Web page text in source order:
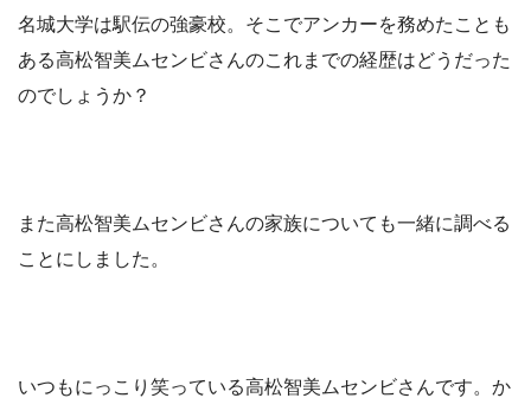
名城大学は駅伝の強豪校。そこでアンカーを務めたことも
ある高松智美ムセンビさんのこれまでの経歴はどうだった
のでしょうか？
また高松智美ムセンビさんの家族についても一緒に調べる
ことにしました。
いつもにっこり笑っている高松智美ムセンビさんです。か